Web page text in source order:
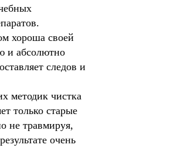
хороша своей
и абсолютно
следов и
методик чистка
только старые
не травмируя,
очень